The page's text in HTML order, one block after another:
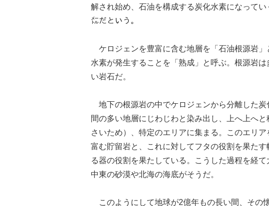
解され始め、石油を構成する炭化水素になって
㍍だという。
ケロジェンを豊富に含む地層を「石油根源岩
水素が発生することを「熟成」と呼ぶ。根源岩
い岩石だ。
地下の根源岩の中でケロジェンから分離した
間の多い地層にじわじわと染み出し、上へ上へ
さいため）、特定のエリアに集まる。このエリ
富む貯留岩と、これに対してフタの役割を果た
る器の役割を果たしている。こうした過程を経
中東の砂漠や北海の海底がそうだ。
このようにして地球が2億年もの長い間、その